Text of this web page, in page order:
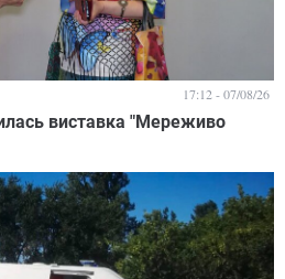
виставка "Мереживо
17:12 - 07/08/26